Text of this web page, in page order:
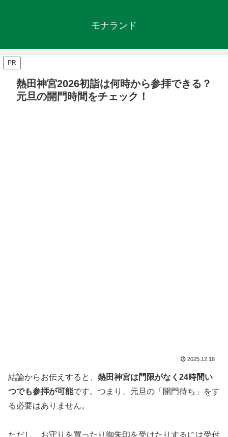
モナランド
PR
熱田神宮2026初詣は何時から参拝できる？
元旦の開門時間をチェック！
2025.12.18
結論からお伝えすると、 熱田神宮は門限がなく24時間い
つでも参拝が可能です。つまり、元旦の「開門待ち」をす
る必要はありません。
ただし、お守りを買ったり御朱印を受けたりするには受付